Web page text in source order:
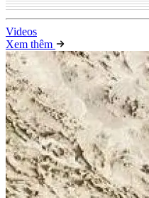
Videos
Xem thêm